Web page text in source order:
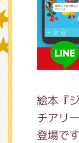
絵本『
チアリ
登場で
おた
くま